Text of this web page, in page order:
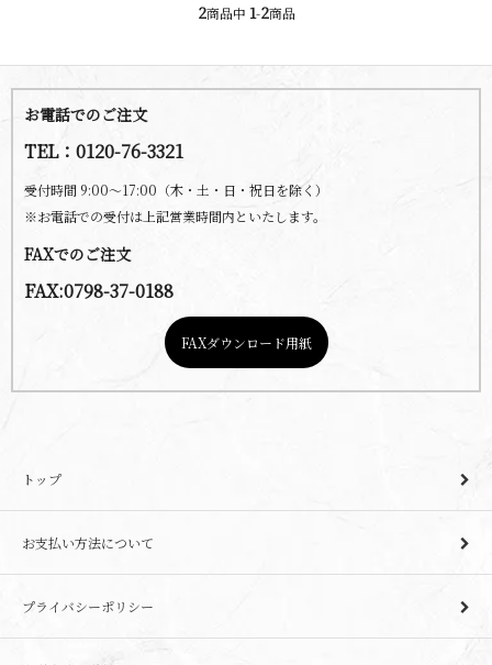
2商品中 1-2商品
お電話でのご注文
TEL：0120-76-3321
受付時間 9:00～17:00（木・土・日・祝日を除く）
※お電話での受付は上記営業時間内といたします。
FAXでのご注文
FAX:0798-37-0188
FAXダウンロード用紙
トップ
お支払い方法について
プライバシーポリシー